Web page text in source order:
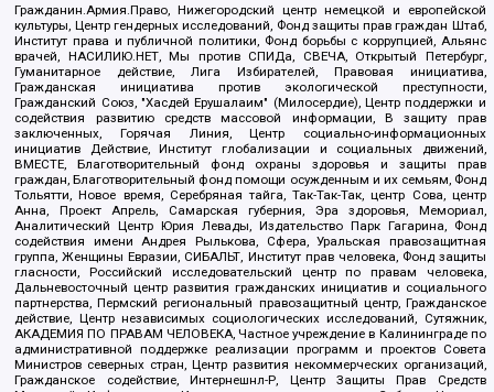
Гражданин.Армия.Право, Нижегородский центр немецкой и европейской
культуры, Центр гендерных исследований, Фонд защиты прав граждан Штаб,
Институт права и публичной политики, Фонд борьбы с коррупцией, Альянс
врачей, НАСИЛИЮ.НЕТ, Мы против СПИДа, СВЕЧА, Открытый Петербург,
Гуманитарное действие, Лига Избирателей, Правовая инициатива,
Гражданская инициатива против экологической преступности,
Гражданский Союз, "Хасдей Ерушалаим" (Милосердие), Центр поддержки и
содействия развитию средств массовой информации, В защиту прав
заключенных, Горячая Линия, Центр социально-информационных
инициатив Действие, Институт глобализации и социальных движений,
ВМЕСТЕ, Благотворительный фонд охраны здоровья и защиты прав
граждан, Благотворительный фонд помощи осужденным и их семьям, Фонд
Тольятти, Новое время, Серебряная тайга, Так-Так-Так, центр Сова, центр
Анна, Проект Апрель, Самарская губерния, Эра здоровья, Мемориал,
Аналитический Центр Юрия Левады, Издательство Парк Гагарина, Фонд
содействия имени Андрея Рылькова, Сфера, Уральская правозащитная
группа, Женщины Евразии, СИБАЛЬТ, Институт прав человека, Фонд защиты
гласности, Российский исследовательский центр по правам человека,
Дальневосточный центр развития гражданских инициатив и социального
партнерства, Пермский региональный правозащитный центр, Гражданское
действие, Центр независимых социологических исследований, Сутяжник,
АКАДЕМИЯ ПО ПРАВАМ ЧЕЛОВЕКА, Частное учреждение в Калининграде по
административной поддержке реализации программ и проектов Совета
Министров северных стран, Центр развития некоммерческих организаций,
Гражданское содействие, Интернешнл-Р, Центр Защиты Прав Средств